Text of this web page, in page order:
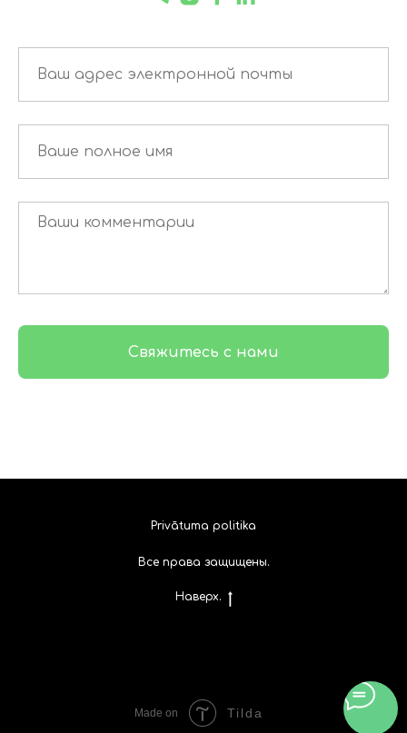
Свяжитесь с нами
Privātuma politika
Все права защищены.
Наверх.
Made on Tilda